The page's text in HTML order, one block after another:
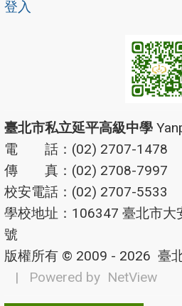
登入
臺北市私立延平高級中學
電 話：(02) 2707-1478
傳 真：(02) 2708-7997
校安電話：(02) 2707-5533
學校地址：106347 臺北市大
號
版權所有 © 2009 - 2026 臺
| Powered by NetView